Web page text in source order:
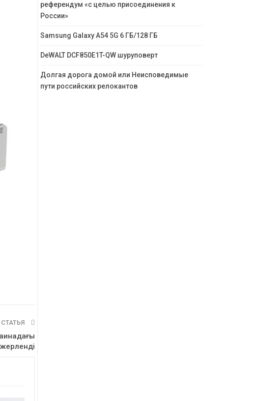
референдум «с целью присоединения к
России»
Samsung Galaxy A54 5G 6 ГБ/128 ГБ
DeWALT DCF850E1T-QW шуруповерт
Долгая дорога домой или Неисповедимые
пути российских релокантов